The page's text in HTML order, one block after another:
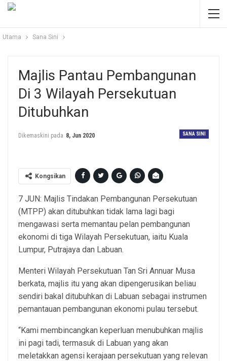
Utama Sana Sini
Majlis Pantau Pembangunan
Di 3 Wilayah Persekutuan
Ditubuhkan
SANA SINI
Dikemaskini pada 8, Jun 2020
Kongsikan
7 JUN: Majlis Tindakan Pembangunan Persekutuan
(MTPP) akan ditubuhkan tidak lama lagi bagi
mengawasi serta memantau pelan pembangunan
ekonomi di tiga Wilayah Persekutuan, iaitu Kuala
Lumpur, Putrajaya dan Labuan.
Menteri Wilayah Persekutuan Tan Sri Annuar Musa
berkata, majlis itu yang akan dipengerusikan beliau
sendiri bakal ditubuhkan di Labuan sebagai instrumen
pemantauan pembangunan ekonomi pulau tersebut.
“Kami membincangkan keperluan menubuhkan majlis
ini pagi tadi, termasuk di Labuan yang akan
meletakkan agensi kerajaan persekutuan yang relevan